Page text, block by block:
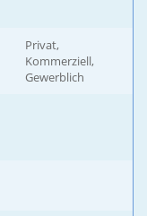
Privat,
Kommerziell,
Gewerblich